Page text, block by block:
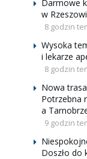
Darmowe
w
8 godzin
Wysoka
i lekarze
8 godzin
Nowa
Potrzebna
a
9 godzin
Doszło do